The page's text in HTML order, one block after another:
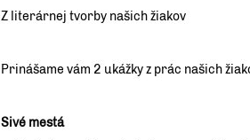
Z literárnej tvorby našich žiakov
Prinášame vám 2 ukážky z prác našich
Sivé mestá